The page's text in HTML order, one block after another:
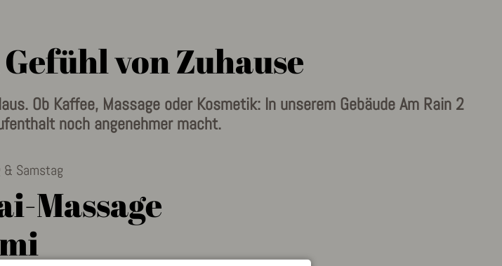
von Zuhause
Ob Kaffee, Massage oder Kosmetik: In unserem Gebäude Am Rain 2
noch angenehmer macht.
& Samstag
Massage